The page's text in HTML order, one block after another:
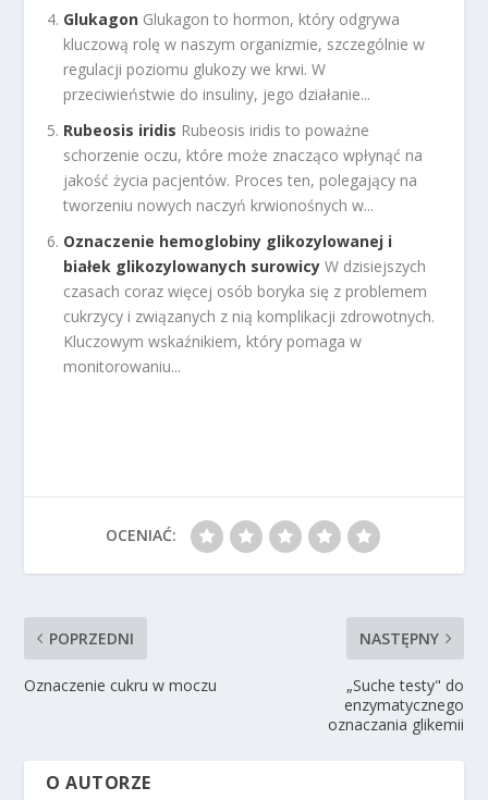
Glukagon Glukagon to hormon, który odgrywa
kluczową rolę w naszym organizmie, szczególnie w
regulacji poziomu glukozy we krwi. W
przeciwieństwie do insuliny, jego działanie...
Rubeosis iridis Rubeosis iridis to poważne
schorzenie oczu, które może znacząco wpłynąć na
jakość życia pacjentów. Proces ten, polegający na
tworzeniu nowych naczyń krwionośnych w...
Oznaczenie hemoglobiny glikozylowanej i
białek glikozylowanych surowicy W dzisiejszych
czasach coraz więcej osób boryka się z problemem
cukrzycy i związanych z nią komplikacji zdrowotnych.
Kluczowym wskaźnikiem, który pomaga w
monitorowaniu...
OCENIAĆ:
POPRZEDNI
Oznaczenie cukru w moczu
NASTĘPNY
„Suche testy" do
enzymatycznego
oznaczania glikemii
O AUTORZE